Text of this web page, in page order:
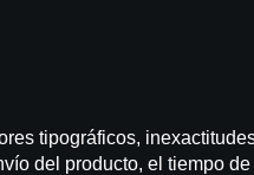
tipográficos,
del producto, el tiempo